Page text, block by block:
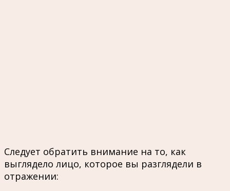
Следует обратить внимание на то, как
выглядело лицо, которое вы разглядели в
отражении: